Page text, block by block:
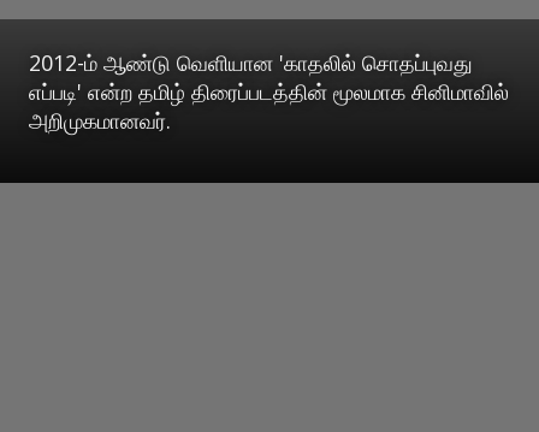
2012-ம் ஆண்டு வெளியான 'காதலில் சொதப்புவது
எப்படி' என்ற தமிழ் திரைப்படத்தின் மூலமாக சினிமாவில்
அறிமுகமானவர்.